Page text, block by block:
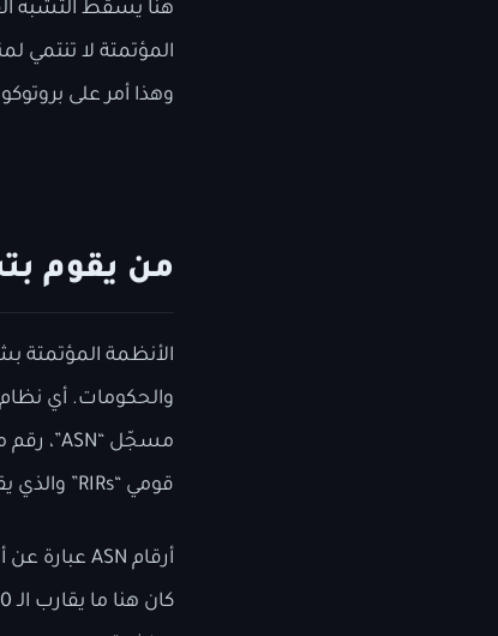
هنا يسقط التشبه
المؤتمتة لا تنتمي
وهذا أمر على
من يقوم
الأنظمة المؤتمتة
والحكومات. أي
قومي “RIRs” والذي يقوم بتعيين النظام الى مزود إنترنت.